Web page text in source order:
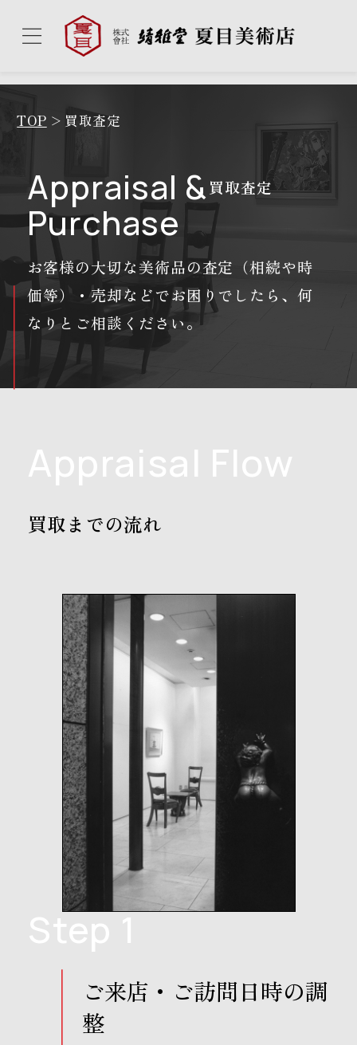
TOP 買取査定
Appraisal &
Purchase
買取査定
お客様の大切な美術品の査定（相続や時
価等）・売却などでお困りでしたら、何
なりとご相談ください。
Appraisal Flow
買取までの流れ
Step 1
ご来店・ご訪問日時の調
整